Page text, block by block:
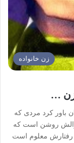
زن خانواده
زن …
باور کرد مردی که
روشن است که
رفتارش معلوم است